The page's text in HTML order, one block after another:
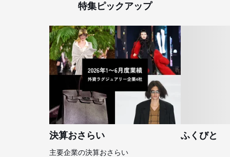
特集ピックアップ
決算おさらい
主要企業の決算おさらい
ふくびと